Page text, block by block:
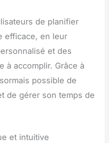
de planifier
efficace, en leur
et des
à accomplir. Grâce à
possible de
de gérer son temps de
et intuitive